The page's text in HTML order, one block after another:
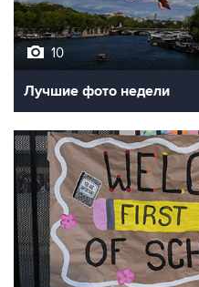
10
Лучшие фото недели